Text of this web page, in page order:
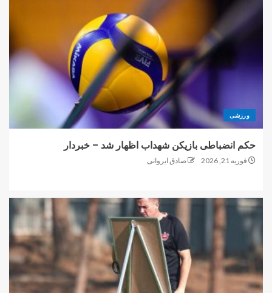
ورزشی
حکم انضباطی بازیکن شهداب اظهار شد – خبردار
فوریه 21, 2026 صادق ایروانی